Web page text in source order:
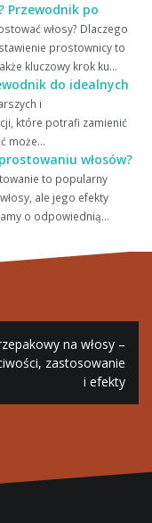
Przewodnik po
włosy? Dlaczego
prostownicy to
kluczowy krok ku...
do idealnych
i
które potrafi zamienić
może...
włosów?
to popularny
ale jego efekty
o odpowiednią...
na włosy –
zastosowanie
i efekty